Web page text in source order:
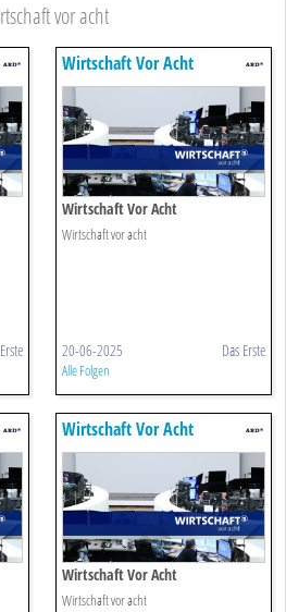
vor acht
Wirtschaft Vor Acht
Wirtschaft Vor Acht
Wirtschaft vor acht
20-06-2025 Das Erste
Alle Folgen
Wirtschaft Vor Acht
Wirtschaft Vor Acht
Wirtschaft vor acht